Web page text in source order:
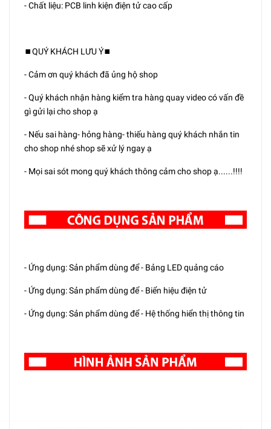
- Chất liệu: PCB linh kiện điện tử cao cấp
⏹️QUÝ KHÁCH LƯU Ý⏹️
- Cảm ơn quý khách đã ủng hộ shop
- Quý khách nhận hàng kiểm tra hàng quay video có vấn đề
gì gửi lại cho shop ạ
- Nếu sai hàng- hỏng hàng- thiếu hàng quý khách nhắn tin
cho shop nhé shop sẽ xử lý ngay ạ
- Mọi sai sót mong quý khách thông cảm cho shop ạ......!!!!
- Ứng dụng: Sản phẩm dùng để - Bảng LED quảng cáo
- Ứng dụng: Sản phẩm dùng để - Biển hiệu điện tử
- Ứng dụng: Sản phẩm dùng để - Hệ thống hiển thị thông tin